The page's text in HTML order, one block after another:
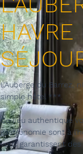
HAVRE
L’Auberge du
simple hôtel ***.
Ce lieu authentique
gastronomie sont à
vous garantissent